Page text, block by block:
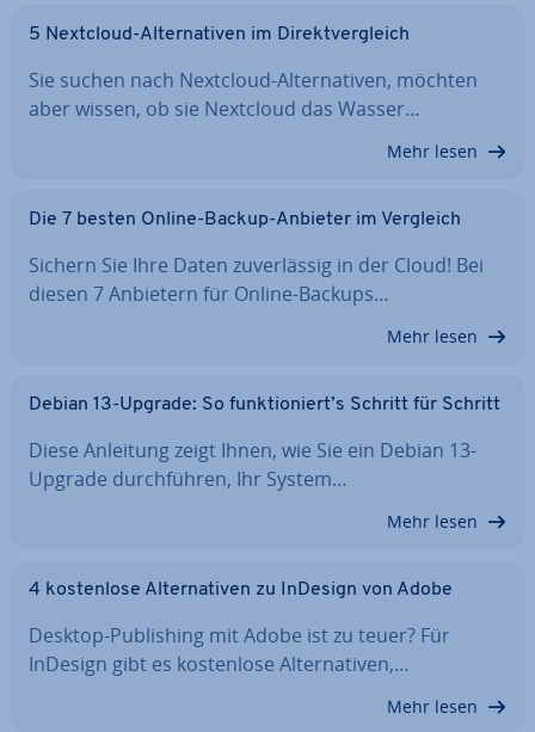
5 Nextcloud-Al­ter­na­ti­ven im Di­rekt­ver­gleich
Sie suchen nach Nextcloud-Al­ter­na­ti­ven, möchten
aber wissen, ob sie Nextcloud das Wasser…
Mehr lesen
Die 7 besten Online-Backup-Anbieter im Vergleich
Sichern Sie Ihre Daten zu­ver­läs­sig in der Cloud! Bei
diesen 7 Anbietern für Online-Backups…
Mehr lesen
Debian 13-Upgrade: So funk­tio­niert’s Schritt für Schritt
Diese Anleitung zeigt Ihnen, wie Sie ein Debian 13-
Upgrade durch­füh­ren, Ihr System…
Mehr lesen
4 kos­ten­lo­se Al­ter­na­ti­ven zu InDesign von Adobe
Desktop-Pu­bli­shing mit Adobe ist zu teuer? Für
InDesign gibt es kos­ten­lo­se Al­ter­na­ti­ven,…
Mehr lesen